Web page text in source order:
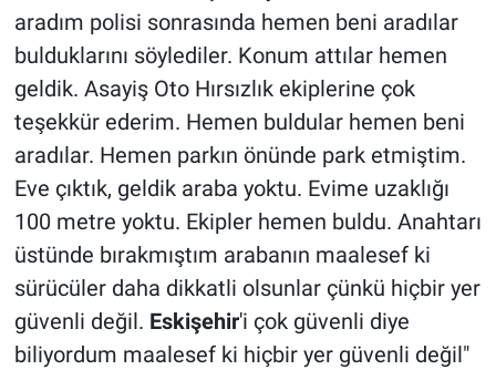
aradım polisi sonrasında hemen beni aradılar
bulduklarını söylediler. Konum attılar hemen
geldik. Asayiş Oto Hırsızlık ekiplerine çok
teşekkür ederim. Hemen buldular hemen beni
aradılar. Hemen parkın önünde park etmiştim.
Eve çıktık, geldik araba yoktu. Evime uzaklığı
100 metre yoktu. Ekipler hemen buldu. Anahtarı
üstünde bırakmıştım arabanın maalesef ki
sürücüler daha dikkatli olsunlar çünkü hiçbir yer
güvenli değil. Eskişehir'i çok güvenli diye
biliyordum maalesef ki hiçbir yer güvenli değil"